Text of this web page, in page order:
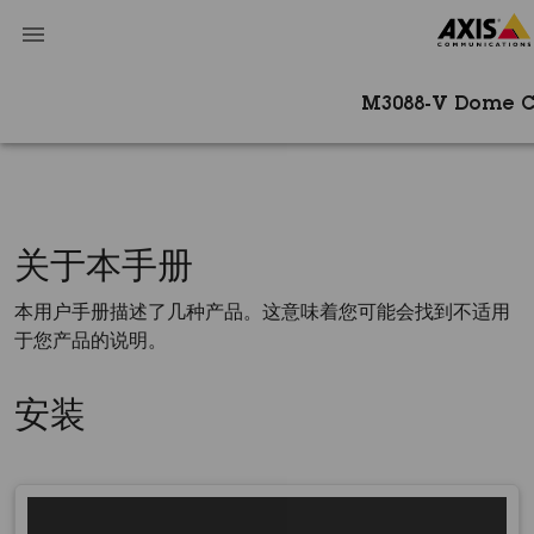
M3088-V Dome
关于本手册
本用户手册描述了几种产品。这意味着您可能会找到不适用
于您产品的说明。
安装